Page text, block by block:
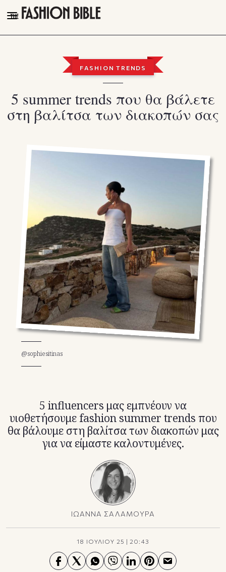
THE FASHION BIBLE
TALK OF THE TOWN
PLEASURES
FOLLOW
Instagram
Youtube
TikTok
X(Twitter)
FASHION TRENDS
5 summer trends που θα βάλετε
στη βαλίτσα των διακοπών σας
@sophiesitinas
5 influencers μας εμπνέουν να
υιοθετήσουμε fashion summer trends που
θα βάλουμε στη βαλίτσα των διακοπών μας
για να είμαστε καλοντυμένες.
ΙΩΑΝΝΑ ΣΑΛΑΜΟΥΡΑ
18 ΙΟΥΛΙΟΥ 25 | 20:43